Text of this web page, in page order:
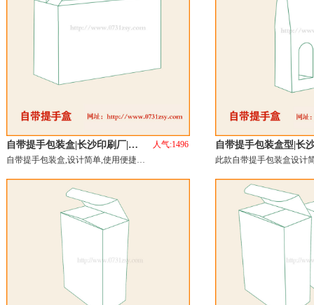
自带提手包装盒|长沙印刷厂|…
人气:1496
自带提手包装盒,设计简单,使用便捷…
自带提手包装盒型|长
此款自带提手包装盒设计